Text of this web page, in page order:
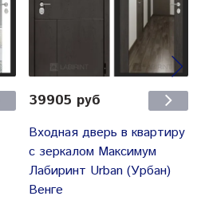
39905 руб
Входная дверь в квартиру
с зеркалом Максимум
Лабиринт Urban (Урбан)
Венге